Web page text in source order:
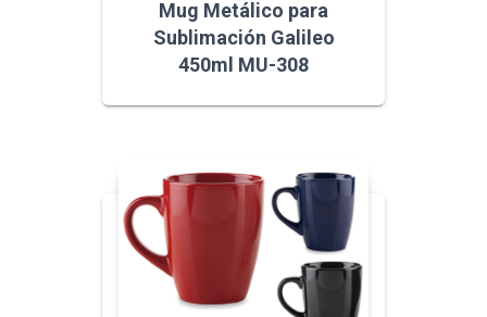
Mug Metálico para
Sublimación Galileo
450ml MU-308